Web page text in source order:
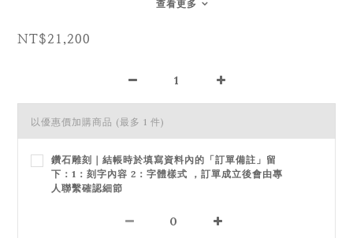
查看更多
NT$21,200
以優惠價加購商品 (最多 1 件)
鑽石雕刻｜結帳時於填寫資料內的「訂單備註」留
下：1：刻字內容 2：字體樣式 ，訂單成立後會由專
人聯繫確認細節